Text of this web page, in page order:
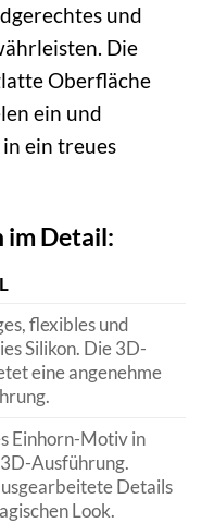
und
Die
Oberfläche
ein und
ein treues
Detail:
flexibles und
Silikon. Die 3D-
eine angenehme
Einhorn-Motiv in
Ausführung.
Details
Look.